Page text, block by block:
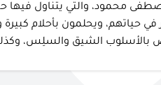
أفضل قصص الدكتور مصطفى
حياتهم، ويحلمون بأحلام
بالأسلوب الشيق والسلِس،